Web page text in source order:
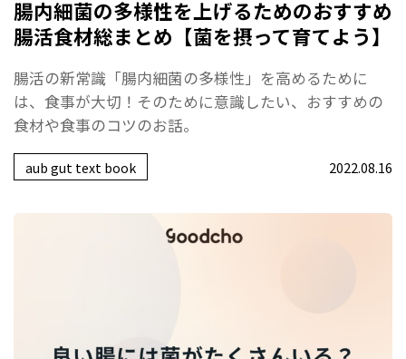
腸内細菌の多様性を上げるためのおすすめ
腸活食材総まとめ【菌を摂って育てよう】
腸活の新常識「腸内細菌の多様性」を高めるために
は、食事が大切！そのために意識したい、おすすめの
食材や食事のコツのお話。
aub gut text book 2022.08.16